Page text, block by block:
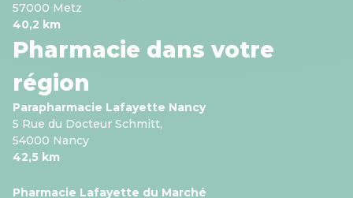
57000 Metz
40,2 km
Pharmacie dans votre
région
Parapharmacie Lafayette Nancy
5 Rue du Docteur Schmitt,
54000 Nancy
42,5 km
Pharmacie Lafayette du Marché